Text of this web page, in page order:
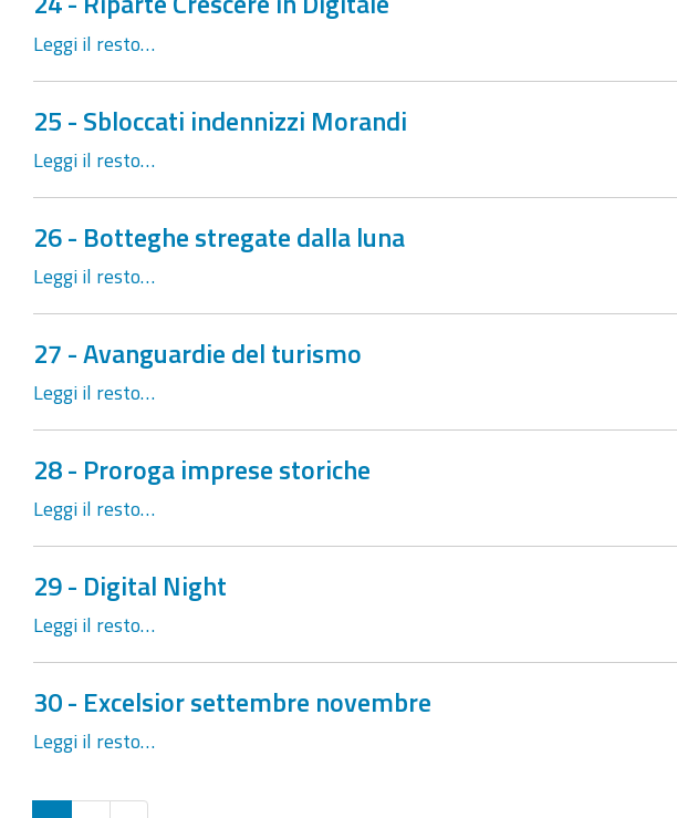
Leggi il resto…
25 - Sbloccati indennizzi Morandi
Leggi il resto…
26 - Botteghe stregate dalla luna
Leggi il resto…
27 - Avanguardie del turismo
Leggi il resto…
28 - Proroga imprese storiche
Leggi il resto…
29 - Digital Night
Leggi il resto…
30 - Excelsior settembre novembre
Leggi il resto…